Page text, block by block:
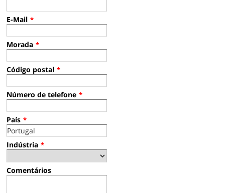
E-Mail *
Morada *
Código postal *
Número de telefone *
País *
Indústria *
Comentários